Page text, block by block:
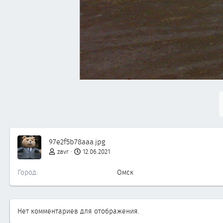
97e2f5b78aaa.jpg
zavr 12.06.2021
Город Омск
Нет комментариев для отображения.